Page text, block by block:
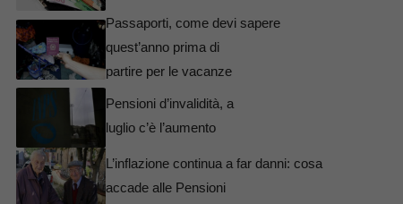
Passaporti, come devi sapere
quest’anno prima di
partire per le vacanze
Pensioni d’invalidità, a
luglio c’è l’aumento
L’inflazione continua a far danni: cosa
accade alle Pensioni